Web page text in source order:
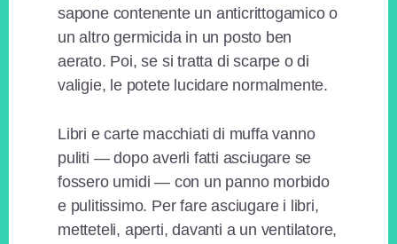
sapone contenente un anticrittogamico o
un altro germicida in un posto ben
aerato. Poi, se si tratta di scarpe o di
valigie, le potete lucidare normalmente.
Libri e carte macchiati di muffa vanno
puliti — dopo averli fatti asciugare se
fossero umidi — con un panno morbido
e pulitissimo. Per fare asciugare i libri,
metteteli, aperti, davanti a un ventilatore,